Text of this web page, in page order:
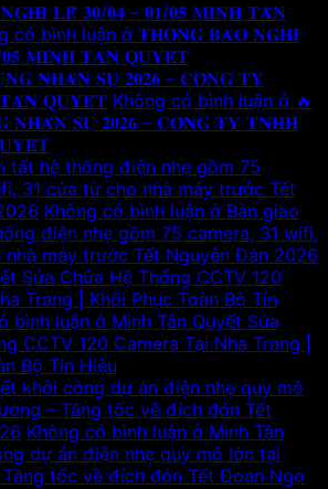
𝐋𝐄̂̃ 𝟑𝟎/𝟎𝟒 – 𝟎𝟏/𝟎𝟓 𝐌𝐈𝐍𝐇 𝐓𝐀̂𝐍
có bình luận ở 𝐓𝐇𝐎̂𝐍𝐆 𝐁𝐀́𝐎 𝐍𝐆𝐇𝐈̉
𝟎𝟓 𝐌𝐈𝐍𝐇 𝐓𝐀̂𝐍 𝐐𝐔𝐘𝐄̂́𝐓
𝐍𝐇𝐀̂𝐍 𝐒𝐔̛̣ 𝟐𝟎𝟐𝟔 – 𝐂𝐎̂𝐍𝐆 𝐓𝐘
𝐐𝐔𝐘𝐄̂́𝐓 Không có bình luận ở 🔥
𝐍𝐇𝐀̂𝐍 𝐒𝐔̛̣ 𝟐𝟎𝟐𝟔 – 𝐂𝐎̂𝐍𝐆 𝐓𝐘 𝐓𝐍𝐇𝐇
tất hệ thống điện nhẹ gồm 75
31 cửa từ cho nhà máy trước Tết
Không có bình luận ở Bàn giao
điện nhẹ gồm 75 camera, 31 wifi,
nhà máy trước Tết Nguyên Đán 2026
Sửa Chữa Hệ Thống CCTV 120
Trang | Khôi Phục Toàn Bộ Tín
bình luận ở Minh Tân Quyết Sửa
CCTV 120 Camera Tại Nha Trang |
Bộ Tín Hiệu
khởi công dự án điện nhẹ quy mô
– Tăng tốc về đích đón Tết
Không có bình luận ở Minh Tân
dự án điện nhẹ quy mô lớn tại
Tăng tốc về đích đón Tết Đoan Ngọ